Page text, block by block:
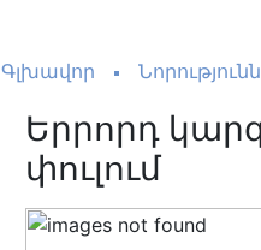
Գլխավոր
Երրորդ
փուլում